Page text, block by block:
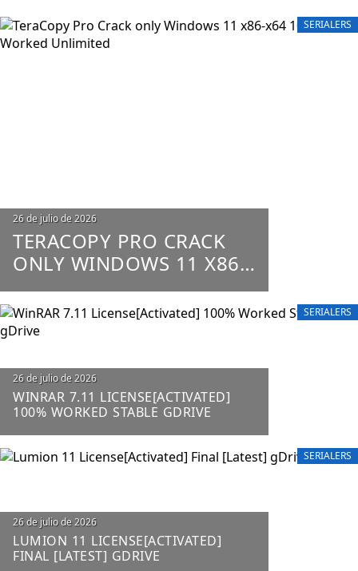
SERIALERS
26 de julio de 2026
TERACOPY PRO CRACK
ONLY WINDOWS 11 X86-
X64 100% WORKED
UNLIMITED
SERIALERS
26 de julio de 2026
WINRAR 7.11 LICENSE[ACTIVATED]
100% WORKED STABLE GDRIVE
SERIALERS
26 de julio de 2026
LUMION 11 LICENSE[ACTIVATED]
FINAL [LATEST] GDRIVE